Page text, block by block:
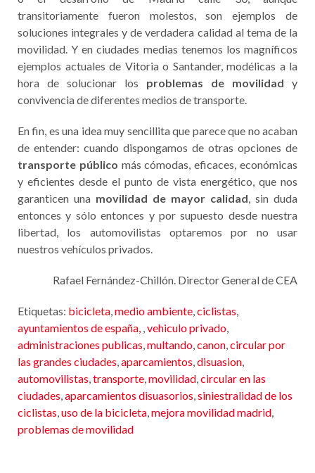
transitoriamente fueron molestos, son ejemplos de
soluciones integrales y de verdadera calidad al tema de la
movilidad. Y en ciudades medias tenemos los magníficos
ejemplos actuales de Vitoria o Santander, modélicas a la
hora de solucionar los problemas de movilidad y
convivencia de diferentes medios de transporte.
En fin, es una idea muy sencillita que parece que no acaban
de entender: cuando dispongamos de otras opciones de
transporte público más cómodas, eficaces, económicas
y eficientes desde el punto de vista energético, que nos
garanticen una movilidad de mayor calidad, sin duda
entonces y sólo entonces y por supuesto desde nuestra
libertad, los automovilistas optaremos por no usar
nuestros vehículos privados.
Rafael Fernández-Chillón. Director General de CEA
Etiquetas: bicicleta,medio ambiente,ciclistas,
ayuntamientos de españa, ,vehiculo privado,
administraciones publicas,multando,canon,circular por
las grandes ciudades,aparcamientos,disuasion,
automovilistas,transporte,movilidad,circular en las
ciudades,aparcamientos disuasorios,siniestralidad de los
ciclistas,uso de la bicicleta,mejora movilidad madrid,
problemas de movilidad